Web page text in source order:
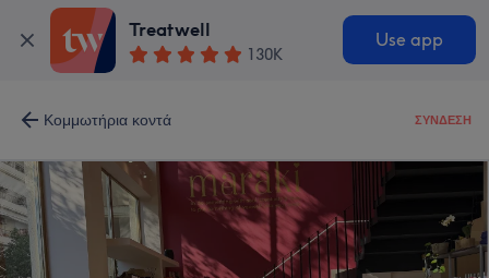
Treatwell
130K
Use app
Κομμωτήρια κοντά ΣΎΝΔΕΣΗ